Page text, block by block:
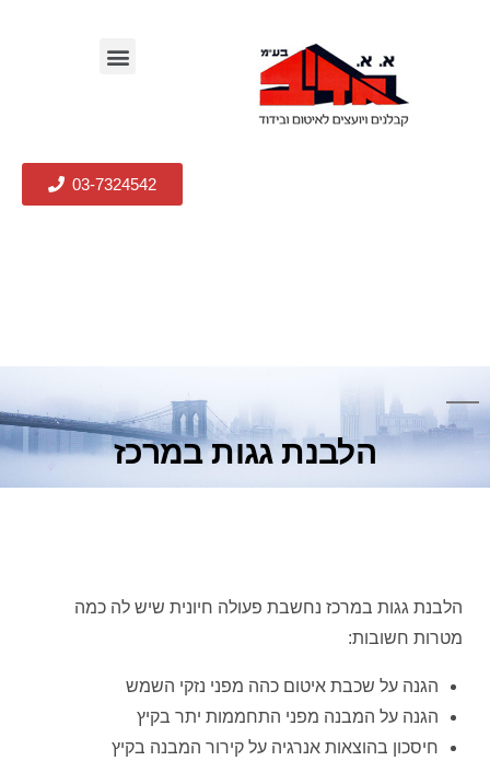
03-7324542
הלבנת גגות במרכז
הלבנת גגות במרכז נחשבת פעולה חיונית שיש לה כמה
מטרות חשובות:
הגנה על שכבת איטום כהה מפני נזקי השמש
הגנה על המבנה מפני התחממות יתר בקיץ
חיסכון בהוצאות אנרגיה על קירור המבנה בקיץ